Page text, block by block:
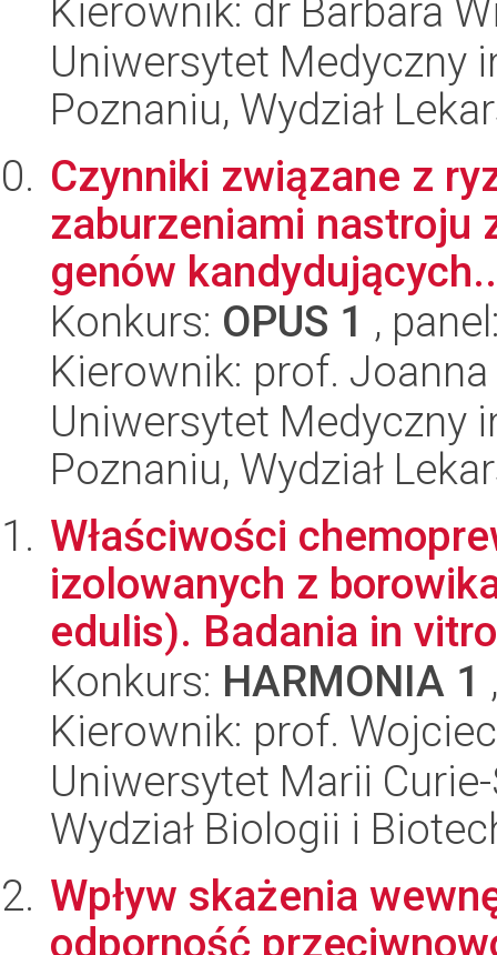
Kierownik: dr Barbara
Uniwersytet Medyczny
Poznaniu, Wydział
Czynniki związane z
zaburzeniami nastroju
genów
Konkurs: OPUS 1 ,
Kierownik: prof.
Uniwersytet Medyczny
Poznaniu, Wydział
Właściwości
izolowanych z
edulis). Badania in
Konkurs: HARMONIA 1
Kierownik: prof.
Uniwersytet Marii
Wydział Biologii i
Wpływ skażenia
odporność